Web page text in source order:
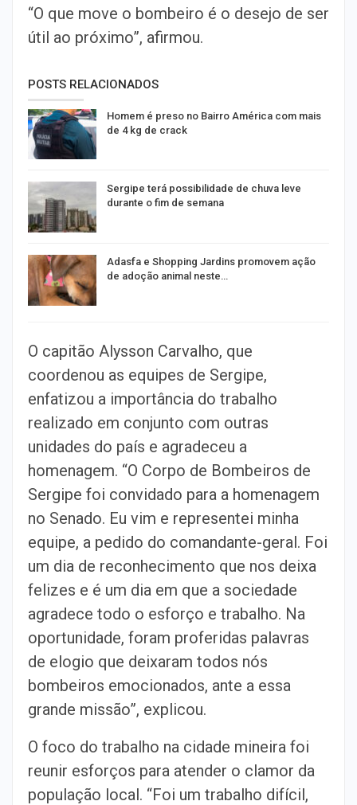
“O que move o bombeiro é o desejo de ser
útil ao próximo”, afirmou.
POSTS RELACIONADOS
Homem é preso no Bairro América com mais
de 4 kg de crack
Sergipe terá possibilidade de chuva leve
durante o fim de semana
Adasfa e Shopping Jardins promovem ação
de adoção animal neste…
O capitão Alysson Carvalho, que
coordenou as equipes de Sergipe,
enfatizou a importância do trabalho
realizado em conjunto com outras
unidades do país e agradeceu a
homenagem. “O Corpo de Bombeiros de
Sergipe foi convidado para a homenagem
no Senado. Eu vim e representei minha
equipe, a pedido do comandante-geral. Foi
um dia de reconhecimento que nos deixa
felizes e é um dia em que a sociedade
agradece todo o esforço e trabalho. Na
oportunidade, foram proferidas palavras
de elogio que deixaram todos nós
bombeiros emocionados, ante a essa
grande missão”, explicou.
O foco do trabalho na cidade mineira foi
reunir esforços para atender o clamor da
população local. “Foi um trabalho difícil,